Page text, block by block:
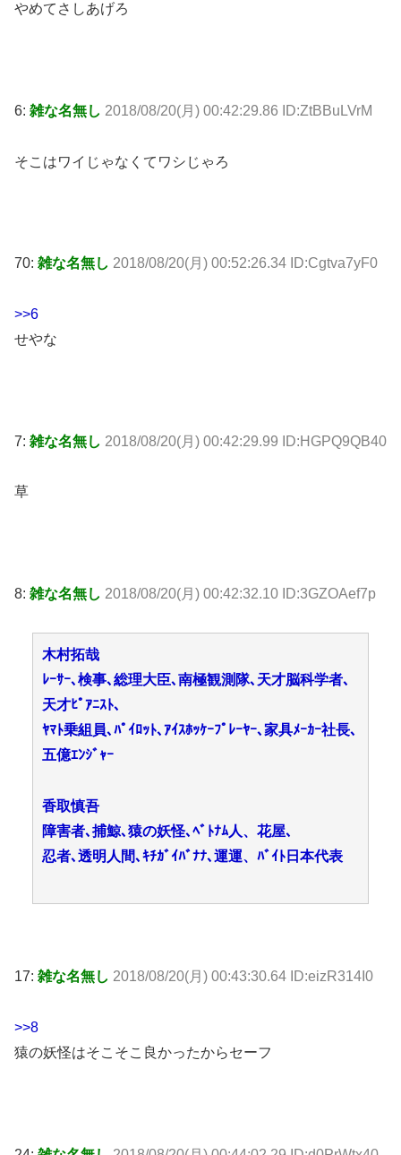
やめてさしあげろ
6: 雑な名無し 2018/08/20(月) 00:42:29.86 ID:ZtBBuLVrM
そこはワイじゃなくてワシじゃろ
70: 雑な名無し 2018/08/20(月) 00:52:26.34 ID:Cgtva7yF0
>>6
せやな
7: 雑な名無し 2018/08/20(月) 00:42:29.99 ID:HGPQ9QB40
草
8: 雑な名無し 2018/08/20(月) 00:42:32.10 ID:3GZOAef7p
木村拓哉
ﾚｰｻｰ､検事､総理大臣､南極観測隊､天才脳科学者､
天才ﾋﾟｱﾆｽﾄ、
ﾔﾏﾄ乗組員､ﾊﾟｲﾛｯﾄ､ｱｲｽﾎｯｹｰﾌﾟﾚｰﾔｰ､家具ﾒｰｶｰ社長､
五億ｴﾝｼﾞｬｰ
香取慎吾
障害者､捕鯨､猿の妖怪､ﾍﾞﾄﾅﾑ人、花屋､
忍者､透明人間､ｷﾁｶﾞｲﾊﾞﾅﾅ､運運、ﾊﾞｲﾄ日本代表
17: 雑な名無し 2018/08/20(月) 00:43:30.64 ID:eizR314I0
>>8
猿の妖怪はそこそこ良かったからセーフ